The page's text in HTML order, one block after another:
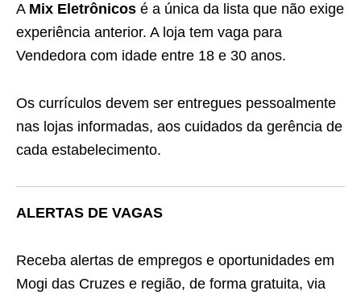
A Mix Eletrônicos é a única da lista que não exige
experiência anterior. A loja tem vaga para
Vendedora com idade entre 18 e 30 anos.
Os currículos devem ser entregues pessoalmente
nas lojas informadas, aos cuidados da gerência de
cada estabelecimento.
ALERTAS DE VAGAS
Receba alertas de empregos e oportunidades em
Mogi das Cruzes e região, de forma gratuita, via